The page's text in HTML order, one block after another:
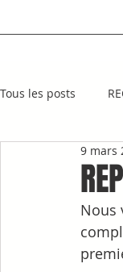
Tous les posts
9 mars
Nous